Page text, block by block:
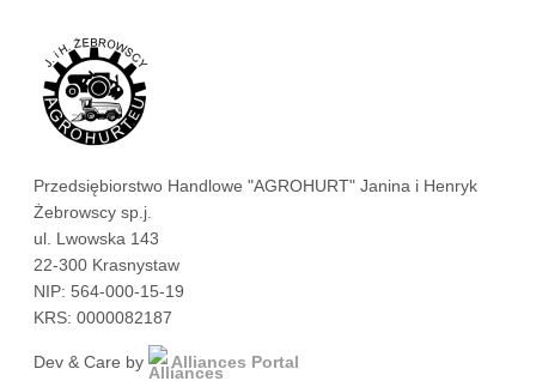
Przedsiębiorstwo Handlowe "AGROHURT" Janina i Henryk
Żebrowscy sp.j.
ul. Lwowska 143
22-300 Krasnystaw
NIP: 564-000-15-19
KRS: 0000082187
Dev & Care by Alliances Portal